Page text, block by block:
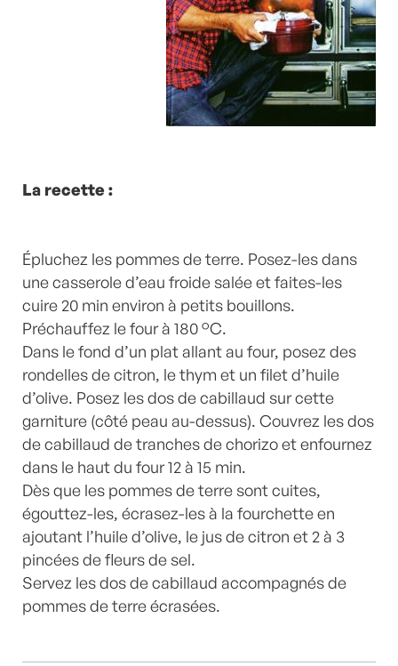
La recette :
Épluchez les pommes de terre. Posez-les dans
une casserole d’eau froide salée et faites-les
cuire 20 min environ à petits bouillons.
Préchauffez le four à 180 °C.
Dans le fond d’un plat allant au four, posez des
rondelles de citron, le thym et un filet d’huile
d’olive. Posez les dos de cabillaud sur cette
garniture (côté peau au-dessus). Couvrez les dos
de cabillaud de tranches de chorizo et enfournez
dans le haut du four 12 à 15 min.
Dès que les pommes de terre sont cuites,
égouttez-les, écrasez-les à la fourchette en
ajoutant l’huile d’olive, le jus de citron et 2 à 3
pincées de fleurs de sel.
Servez les dos de cabillaud accompagnés de
pommes de terre écrasées.